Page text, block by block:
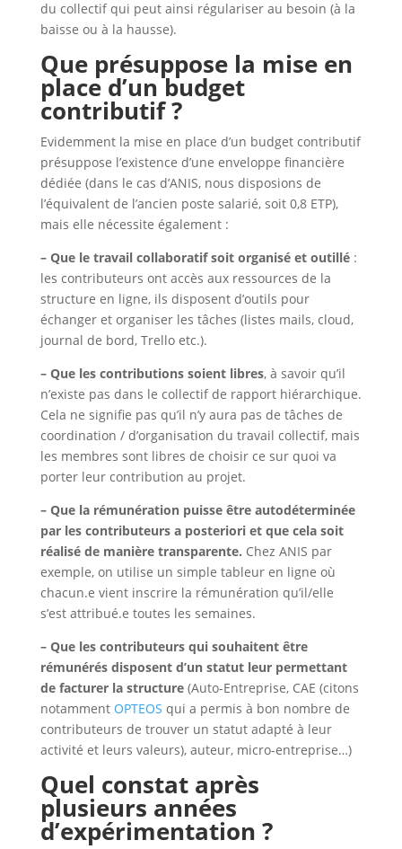
du collectif qui peut ainsi régulariser au besoin (à la
baisse ou à la hausse).
Que présuppose la mise en
place d’un budget
contributif ?
Evidemment la mise en place d’un budget contributif
présuppose l’existence d’une enveloppe financière
dédiée (dans le cas d’ANIS, nous disposions de
l’équivalent de l’ancien poste salarié, soit 0,8 ETP),
mais elle nécessite également :
– Que le travail collaboratif soit organisé et outillé:
les contributeurs ont accès aux ressources de la
structure en ligne, ils disposent d’outils pour
échanger et organiser les tâches (listes mails, cloud,
journal de bord, Trello etc.).
– Que les contributions soient libres, à savoir qu’il
n’existe pas dans le collectif de rapport hiérarchique.
Cela ne signifie pas qu’il n’y aura pas de tâches de
coordination / d’organisation du travail collectif, mais
les membres sont libres de choisir ce sur quoi va
porter leur contribution au projet.
– Que la rémunération puisse être autodéterminée
par les contributeurs a posteriori et que cela soit
réalisé de manière transparente. Chez ANIS par
exemple, on utilise un simple tableur en ligne où
chacun.e vient inscrire la rémunération qu’il/elle
s’est attribué.e toutes les semaines.
– Que les contributeurs qui souhaitent être
rémunérés disposent d’un statut leur permettant
de facturer la structure (Auto-Entreprise, CAE (citons
notamment OPTEOS qui a permis à bon nombre de
contributeurs de trouver un statut adapté à leur
activité et leurs valeurs), auteur, micro-entreprise…)
Quel constat après
plusieurs années
d’expérimentation ?